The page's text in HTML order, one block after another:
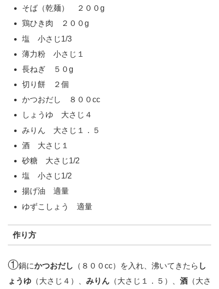
そば（乾麺） ２００g
鶏ひき肉 ２００g
塩 小さじ1/3
薄力粉 小さじ１
長ねぎ ５０g
切り餅 ２個
かつおだし ８００cc
しょうゆ 大さじ４
みりん 大さじ１．５
酒 大さじ１
砂糖 大さじ1/2
塩 小さじ1/2
揚げ油 適量
ゆずこしょう 適量
作り方
①鍋にかつおだし （８００cc）を入れ、沸いてきたら し
ょうゆ （大さじ４）、 みりん （大さじ１．５）、 酒 （大さ